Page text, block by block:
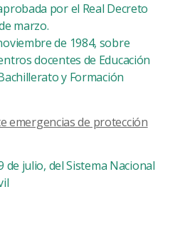
por el Real Decreto
marzo.
de 1984, sobre
docentes de Educación
y Formación
emergencias de protección
de julio, del Sistema Nacional